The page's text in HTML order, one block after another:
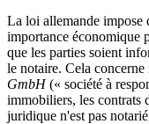
La loi allemande impose
importance économique
que les parties soient
le notaire. Cela concerne
GmbH(« société à
immobiliers, les contrats
juridique n'est pas